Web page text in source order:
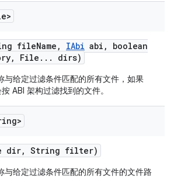
fileName , IAbi abi ,
boolean
, File . . . dirs)
与给定过滤条件匹配的所有文件，如果
ABI 架构过滤找到的文件。
dir, String filter)
与给定过滤条件匹配的所有文件的文件路